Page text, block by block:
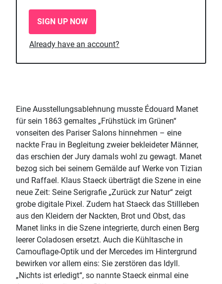
SIGN UP NOW
Already have an account?
Eine Ausstellungsablehnung musste Édouard Manet
für sein 1863 gemaltes „Frühstück im Grünen“
vonseiten des Pariser Salons hinnehmen – eine
nackte Frau in Begleitung zweier bekleideter Männer,
das erschien der Jury damals wohl zu gewagt. Manet
bezog sich bei seinem Gemälde auf Werke von Tizian
und Raffael. Klaus Staeck überträgt die Szene in eine
neue Zeit: Seine Serigrafie „Zurück zur Natur“ zeigt
grobe digitale Pixel. Zudem hat Staeck das Stillleben
aus den Kleidern der Nackten, Brot und Obst, das
Manet links in die Szene integrierte, durch einen Berg
leerer Coladosen ersetzt. Auch die Kühltasche in
Camouflage-Optik und der Mercedes im Hintergrund
bewirken vor allem eins: Sie zerstören das Idyll.
„Nichts ist erledigt“, so nannte Staeck einmal eine